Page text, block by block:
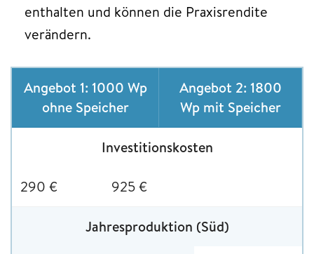
enthalten und können die Praxisrendite
verändern.
Angebot 1: 1000 Wp
ohne Speicher
Angebot 2: 1800
Wp mit Speicher
Investitionskosten
290 € 925 €
Jahresproduktion (Süd)